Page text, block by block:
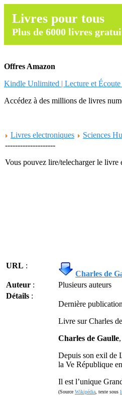
Livres pour tous
Plus de 6000 livres
Offres Amazon
Kindle Unlimited | Lecture et
Accédez à des millions de livres
Livres electroniques
Sciences
--------------------
Vous pouvez lire/telecharger le livre
URL :
Charles de
Auteur :
Plusieurs auteurs
Détails :
Dernière
Livre sur Charles
Charles de Gaulle
Depuis son exil de
la Ve République
Il est l’unique
(Source Wikipédia , texte sous